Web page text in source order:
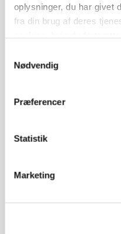
oplysninger, du har givet
fra din brug af deres
Nødvendig
Præferencer
Statistik
Marketing